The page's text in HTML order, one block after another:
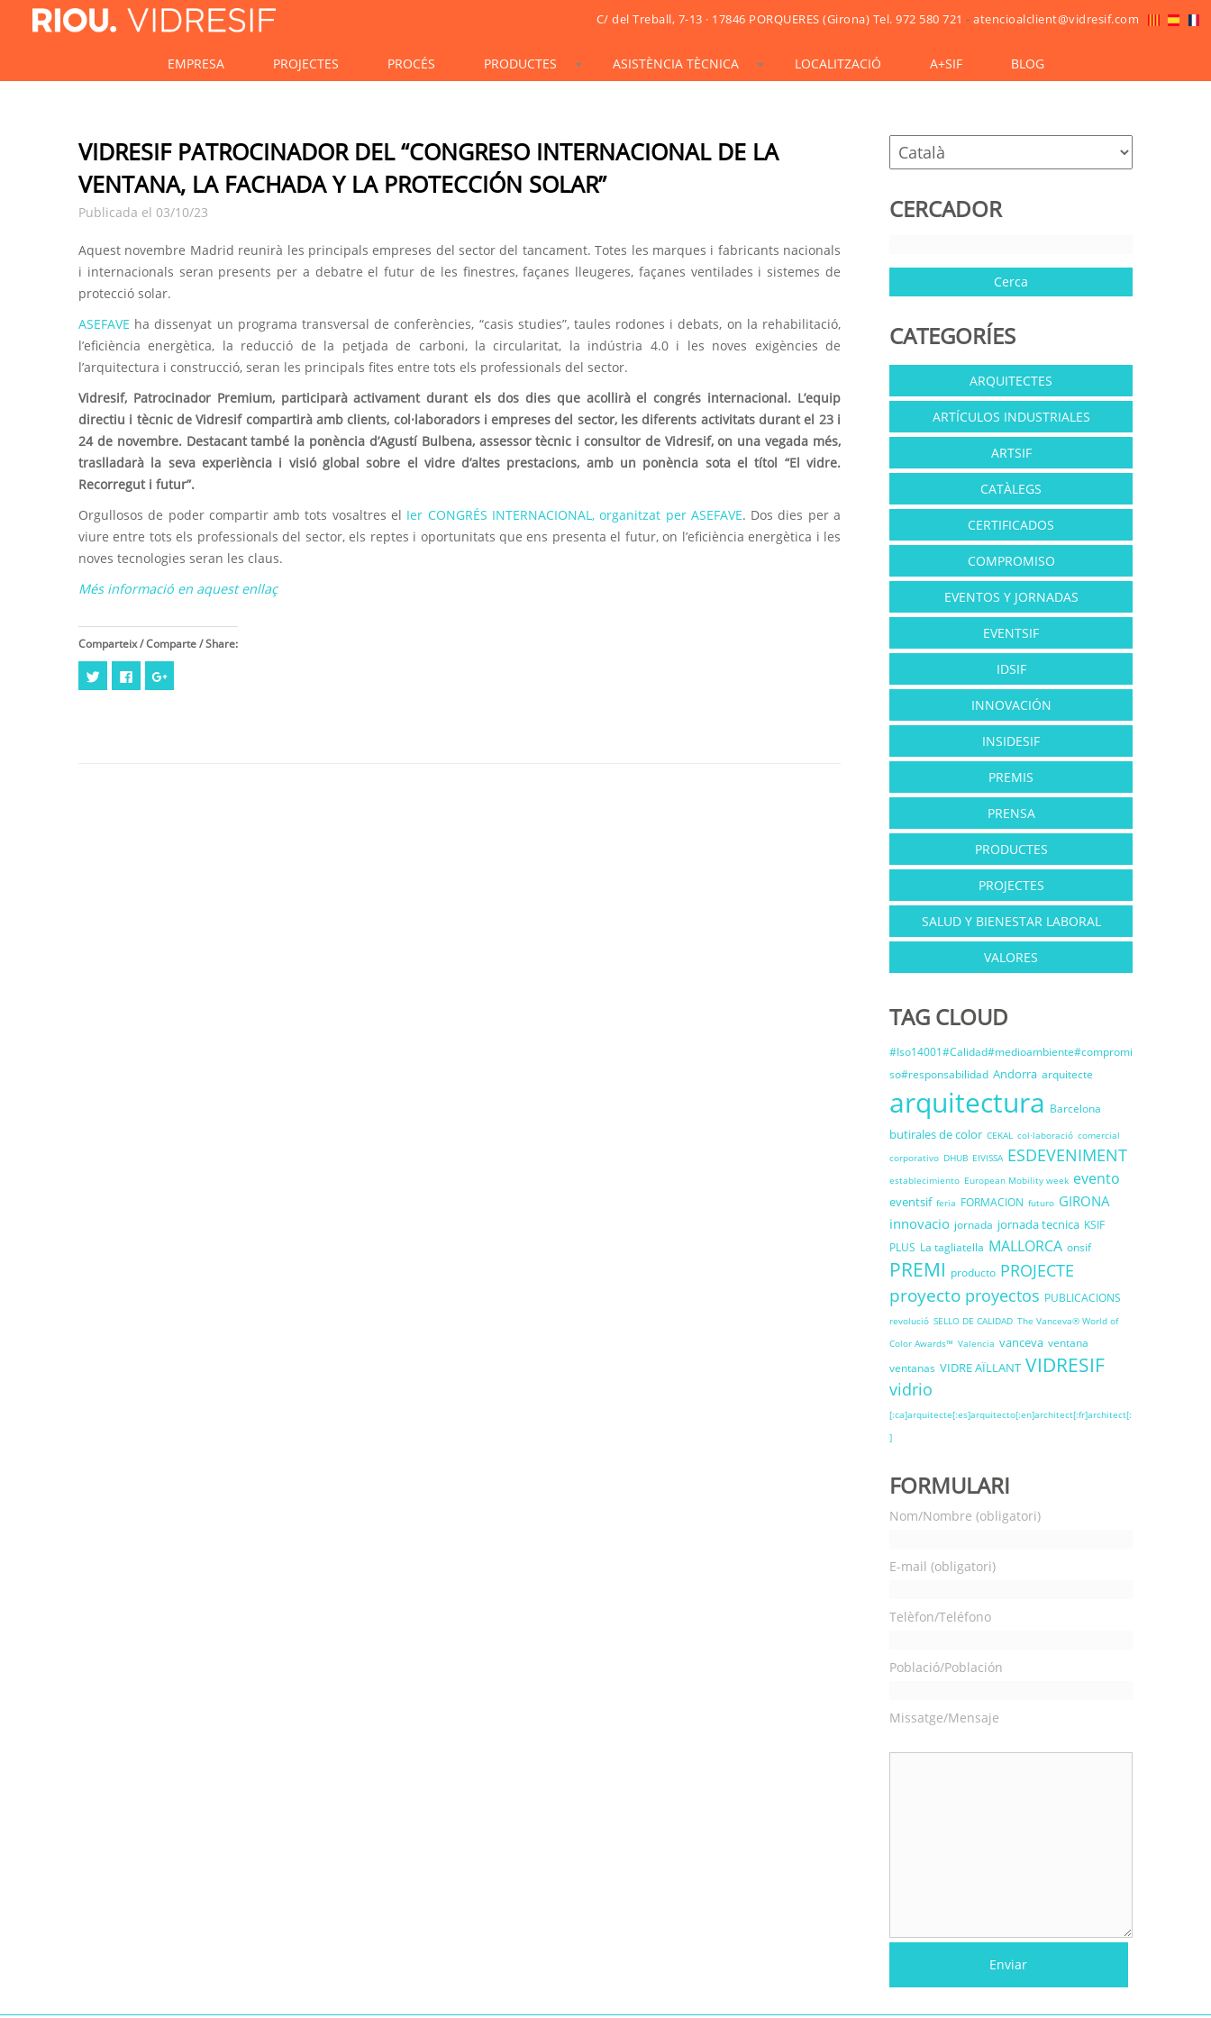
C/ del Treball, 7-13 · 17846 PORQUERES (Girona) Tel. 972 580 721 -atencioalclient@vidresif.com
EMPRESA PROJECTES PROCÉS PRODUCTES
TOTALSIF
ASISTÈNCIA TÈCNICA LOCALITZACIÓ A+SIF BLOG
VIDRESIF PATROCINADOR DEL “CONGRESO INTERNACIONAL DE LA
VENTANA, LA FACHADA Y LA PROTECCIÓN SOLAR”
Publicada el 03/10/23
Aquest novembre Madrid reunirà les principals empreses del sector del tancament. Totes les marques i fabricants nacionals
i internacionals seran presents per a debatre el futur de les finestres, façanes lleugeres, façanes ventilades i sistemes de
protecció solar.
ASEFAVE ha dissenyat un programa transversal de conferències, “casis studies”, taules rodones i debats, on la rehabilitació,
l’eficiència energètica, la reducció de la petjada de carboni, la circularitat, la indústria 4.0 i les noves exigències de
l’arquitectura i construcció, seran les principals fites entre tots els professionals del sector.
Vidresif, Patrocinador Premium, participarà activament durant els dos dies que acollirà el congrés internacional. L’equip
directiu i tècnic de Vidresif compartirà amb clients, col·laboradors i empreses del sector, les diferents activitats durant el 23 i
24 de novembre. Destacant també la ponència d’Agustí Bulbena, assessor tècnic i consultor de Vidresif, on una vegada més,
traslladarà la seva experiència i visió global sobre el vidre d’altes prestacions, amb un ponència sota el títol “El vidre.
Recorregut i futur”.
Orgullosos de poder compartir amb tots vosaltres el Ier CONGRÉS INTERNACIONAL, organitzat per ASEFAVE. Dos dies per a
viure entre tots els professionals del sector, els reptes i oportunitats que ens presenta el futur, on l’eficiència energètica i les
noves tecnologies seran les claus.
Més informació en aquest enllaç
Comparteix / Comparte / Share:
per
Click
share per
CERCADOR
CATEGORÍES
ARQUITECTES
ARTÍCULOS INDUSTRIALES
ARTSIF
CATÀLEGS
CERTIFICADOS
COMPROMISO
EVENTOS Y JORNADAS
EVENTSIF
IDSIF
INNOVACIÓN
INSIDESIF
PREMIS
PRENSA
PRODUCTES
PROJECTES
SALUD Y BIENESTAR LABORAL
VALORES
TAG CLOUD
#Iso14001#Calidad#medioambiente#compromi
so#responsabilidad Andorra arquitecte
arquitectura Barcelona
butirales de color CEKAL col·laboració comercial
corporativo DHUB EIVISSA ESDEVENIMENT
establecimiento European Mobility week evento
eventsif feria FORMACION futuro GIRONA
innovacio jornada jornada tecnica KSIF
PLUS La tagliatella MALLORCA onsif
PREMI producto PROJECTE
proyecto proyectos PUBLICACIONS
revolució SELLO DE CALIDAD The Vanceva® World of
Color Awards™ Valencia vanceva ventana
ventanas VIDRE AÏLLANT VIDRESIF
vidrio
[:ca]arquitecte[:es]arquitecto[:en]architect[:fr]architect[:
]
FORMULARI
Nom/Nombre (obligatori)
E-mail (obligatori)
Telèfon/Teléfono
Població/Población
Missatge/Mensaje